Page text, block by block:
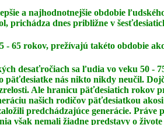
a najhodnotnejšie obdobie
prichádza dnes približne v
- 65 rokov, prežívajú takéto obdobie
desaťročiach sa ľudia vo veku 50 -
päťdesiatke nás nikto nikdy neučil.
Ale hranicu päťdesiatich rokov
našich rodičov päťdesiatkou
predchádzajúce generácie.
však nemali žiadne predstavy o